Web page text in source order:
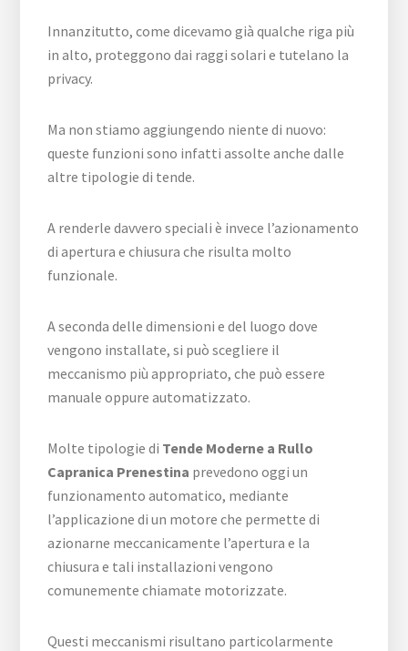
Innanzitutto, come dicevamo già qualche riga più
in alto, proteggono dai raggi solari e tutelano la
privacy.
Ma non stiamo aggiungendo niente di nuovo:
queste funzioni sono infatti assolte anche dalle
altre tipologie di tende.
A renderle davvero speciali è invece l’azionamento
di apertura e chiusura che risulta molto
funzionale.
A seconda delle dimensioni e del luogo dove
vengono installate, si può scegliere il
meccanismo più appropriato, che può essere
manuale oppure automatizzato.
Molte tipologie di Tende Moderne a Rullo
Capranica Prenestina prevedono oggi un
funzionamento automatico, mediante
l’applicazione di un motore che permette di
azionarne meccanicamente l’apertura e la
chiusura e tali installazioni vengono
comunemente chiamate motorizzate.
Questi meccanismi risultano particolarmente